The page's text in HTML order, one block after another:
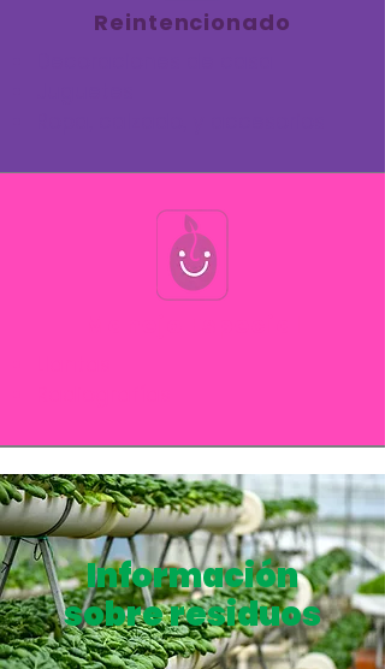
Reintencionado
Información
sobre residuos